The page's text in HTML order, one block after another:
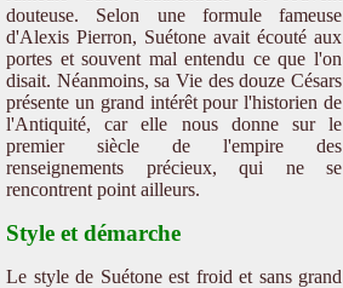
douteuse. Selon une formule fameuse
d'Alexis Pierron, Suétone avait écouté aux
portes et souvent mal entendu ce que l'on
disait. Néanmoins, sa Vie des douze Césars
présente un grand intérêt pour l'historien de
l'Antiquité, car elle nous donne sur le
premier siècle de l'empire des
renseignements précieux, qui ne se
rencontrent point ailleurs.
Style et démarche
Le style de Suétone est froid et sans grand